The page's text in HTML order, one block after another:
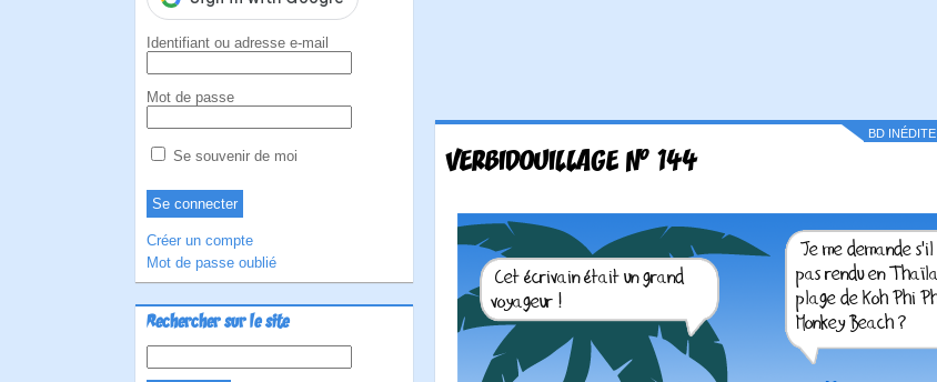
Identifiant ou adresse e-mail
Mot de passe
Se souvenir de moi
Créer un compte
Mot de passe oublié
Rechercher sur le site
BD INÉDITE
VERBIDOUILLAGE N° 144